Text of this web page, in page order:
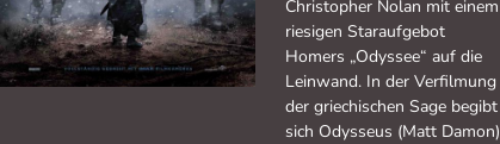
Christopher Nolan mit einem
riesigen Staraufgebot
Homers „Odyssee“ auf die
Leinwand. In der Verfilmung
der griechischen Sage begibt
sich Odysseus (Matt Damon)